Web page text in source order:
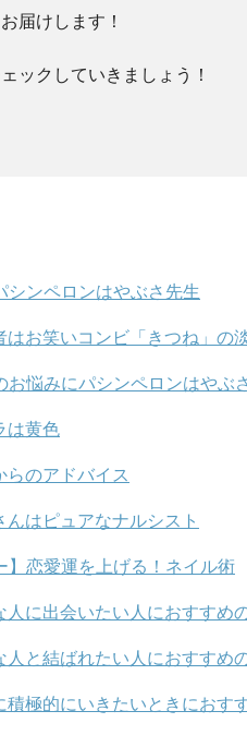
届けします！
ックしていきましょう！
シンペロンはやぶさ先生
はお笑いコンビ「きつね」の
お悩みにパシンペロンはやぶ
は黄色
らのアドバイス
んはピュアなナルシスト
】恋愛運を上げる！ネイル術
人に出会いたい人におすすめ
人と結ばれたい人におすすめ
積極的にいきたいときにおす